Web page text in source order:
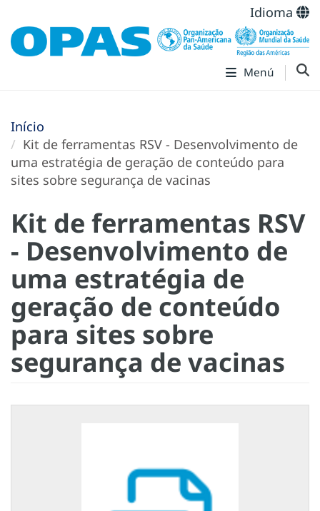
Idioma
Menú
Início
Kit de ferramentas RSV - Desenvolvimento de
uma estratégia de geração de conteúdo para
sites sobre segurança de vacinas
Kit de ferramentas RSV
- Desenvolvimento de
uma estratégia de
geração de conteúdo
para sites sobre
segurança de vacinas